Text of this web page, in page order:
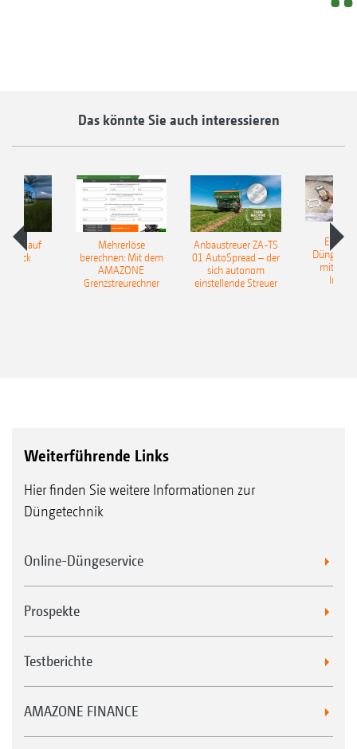
Das könnte Sie auch interessieren
auf
Mehrerlöse
berechnen: Mit dem
AMAZONE
Grenzstreurechner
Anbaustreuer ZA-TS
01 AutoSpread – der
sich autonom
einstellende Streuer
mit
Weiterführende Links
Hier finden Sie weitere Informationen zur
Düngetechnik
Online-Düngeservice
Prospekte
Testberichte
AMAZONE FINANCE